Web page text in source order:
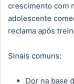
crescimento com
adolescente
reclama após
Sinais comuns:
Dor na base